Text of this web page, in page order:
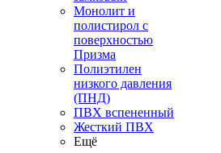
Монолит и
полистирол с
поверхностью
Призма
Полиэтилен
низкого давления
(ПНД)
ПВХ вспененный
Жесткий ПВХ
Ещё